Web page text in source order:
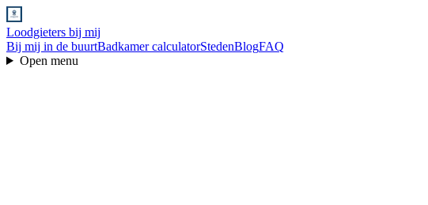
Loodgieters bij mij
Bij mij in de buurtBadkamer calculatorStedenBlogFAQ
Open menu